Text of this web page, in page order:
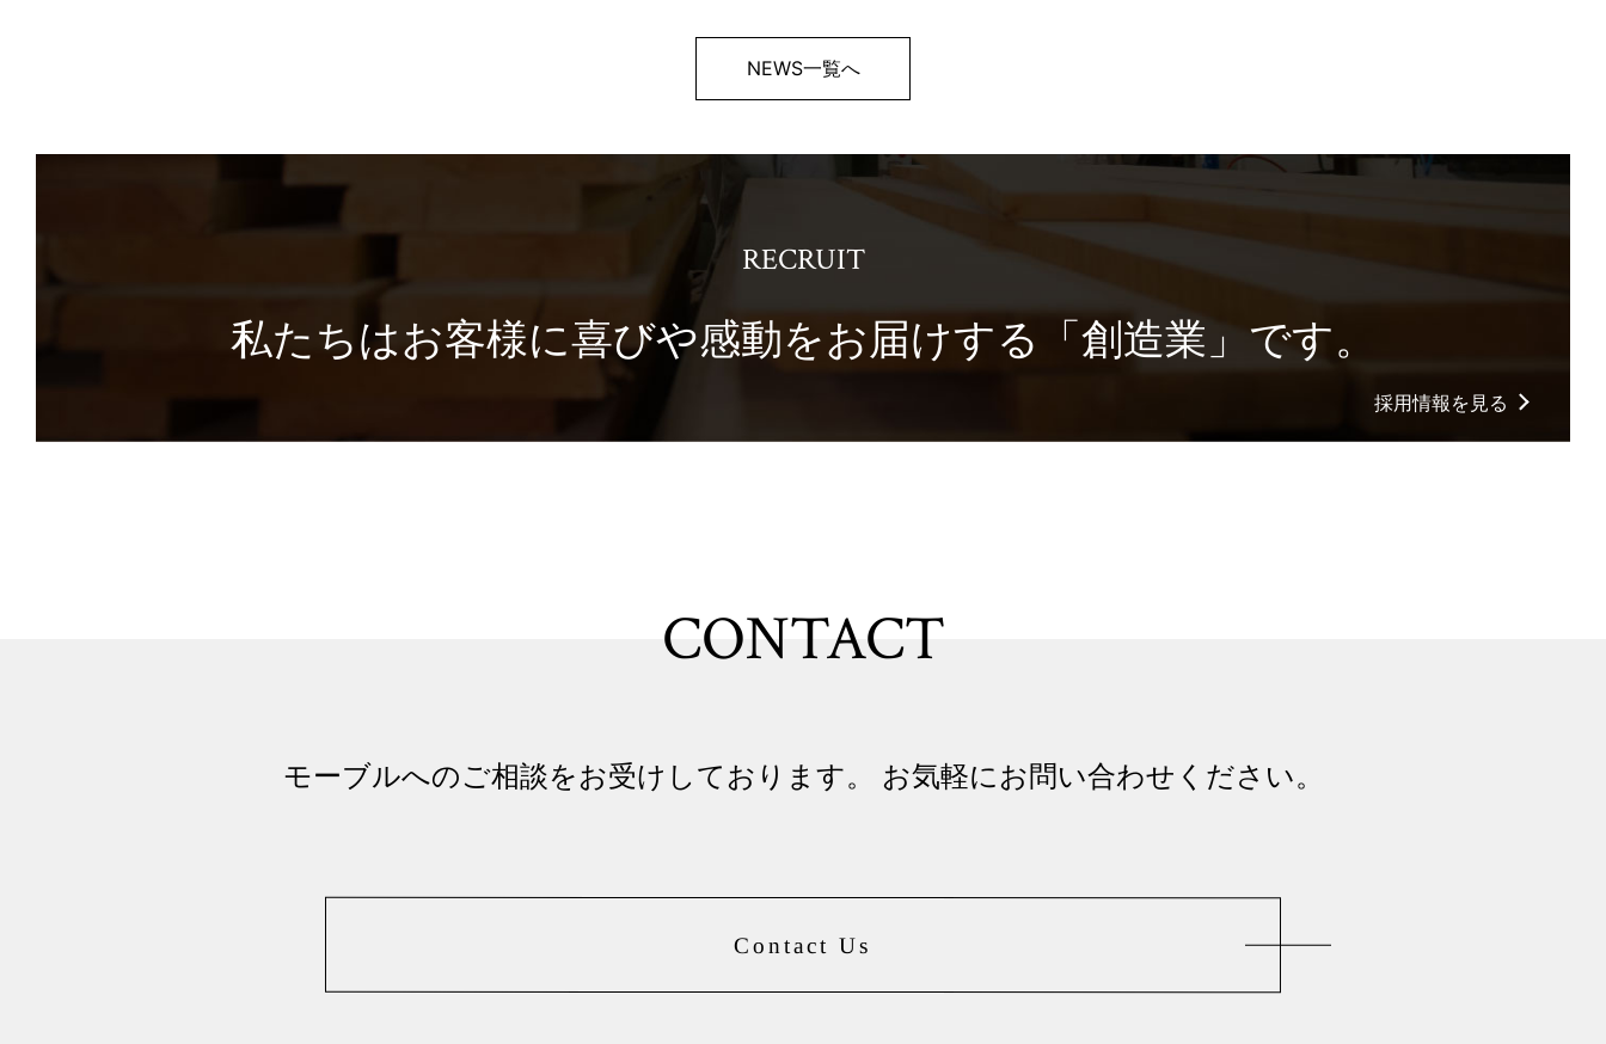
NEWS一覧へ
RECRUIT
私たちはお客様に喜びや感動をお届けする「創造業」です。
採用情報を見る
CONTACT
モーブルへのご相談をお受けしております。 お気軽にお問い合わせください。
Contact Us